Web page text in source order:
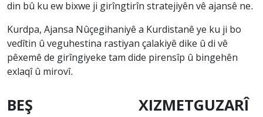
din bû ku ew bixwe ji girîngtirîn stratejiyên vê ajansê ne.
Kurdpa, Ajansa Nûçegihaniyê a Kurdistanê ye ku ji bo
vedîtin û veguhestina rastiyan çalakiyê dike û di vê
pêxemê de girîngiyeke tam dide pirensîp û bingehên
exlaqî û mirovî.
BEŞ XIZMETGUZARÎ